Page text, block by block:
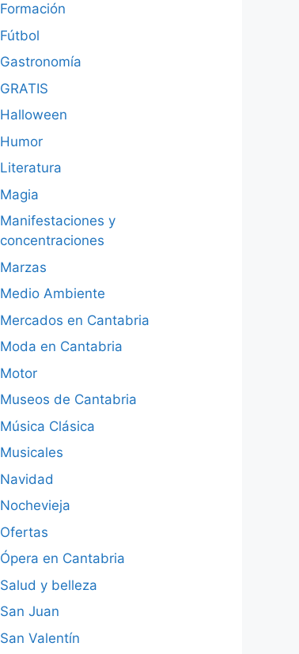
Formación
Fútbol
Gastronomía
GRATIS
Halloween
Humor
Literatura
Magia
Manifestaciones y
concentraciones
Marzas
Medio Ambiente
Mercados en Cantabria
Moda en Cantabria
Motor
Museos de Cantabria
Música Clásica
Musicales
Navidad
Nochevieja
Ofertas
Ópera en Cantabria
Salud y belleza
San Juan
San Valentín